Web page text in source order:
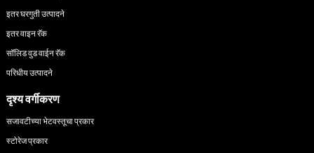
इतर घरगुती उत्पादने
इतर वाइन रॅक
सॉलिड वुड वाईन रॅक
परिधीय उत्पादने
दृश्य वर्गीकरण
सजावटीच्या भेटवस्तूचा प्रकार
स्टोरेज प्रकार